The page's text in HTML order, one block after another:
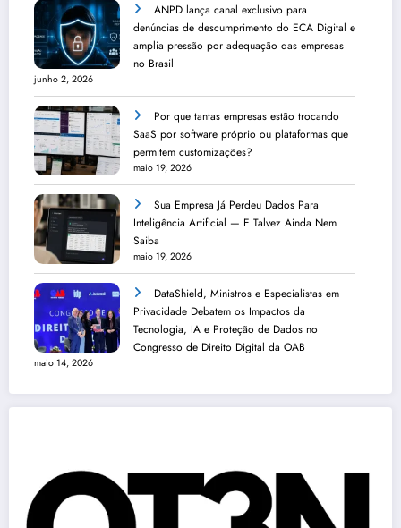
ANPD lança canal exclusivo para
denúncias de descumprimento do ECA Digital e
amplia pressão por adequação das empresas
no Brasil
junho 2, 2026
Por que tantas empresas estão trocando
SaaS por software próprio ou plataformas que
permitem customizações?
maio 19, 2026
Sua Empresa Já Perdeu Dados Para
Inteligência Artificial — E Talvez Ainda Nem
Saiba
maio 19, 2026
DataShield, Ministros e Especialistas em
Privacidade Debatem os Impactos da
Tecnologia, IA e Proteção de Dados no
Congresso de Direito Digital da OAB
maio 14, 2026